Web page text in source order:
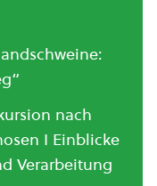
nach
I Einblicke
Verarbeitung